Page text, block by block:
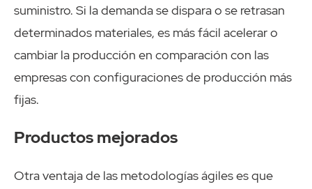
suministro. Si la demanda se dispara o se retrasan
determinados materiales, es más fácil acelerar o
cambiar la producción en comparación con las
empresas con configuraciones de producción más
fijas.
Productos mejorados
Otra ventaja de las metodologías ágiles es que